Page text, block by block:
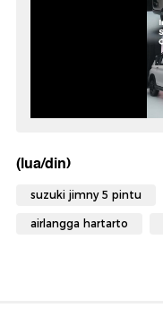
(lua/din)
suzuki jimny 5 pintu
airlangga hartarto